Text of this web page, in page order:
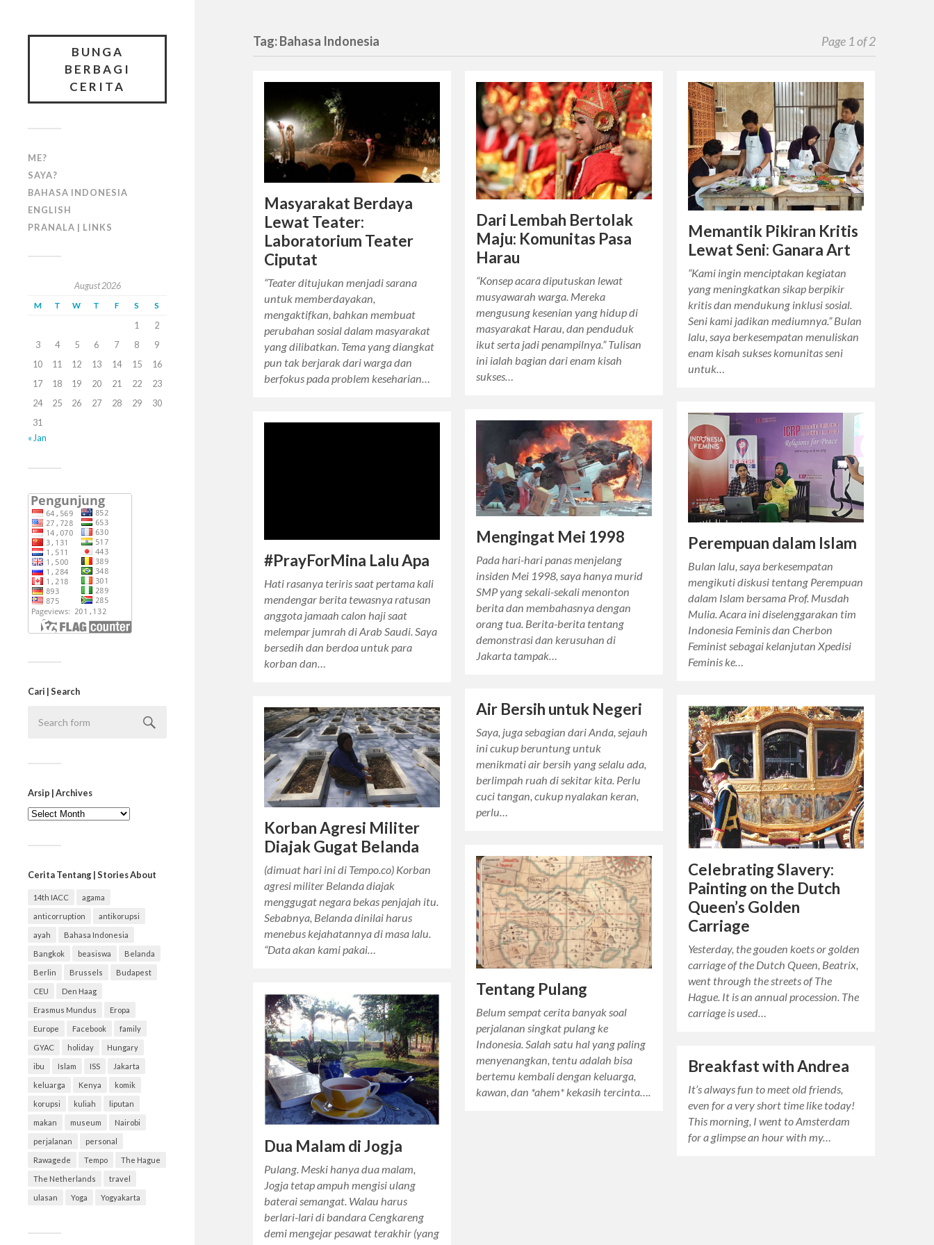
BUNGA
BERBAGI
CERITA
ME?
SAYA?
BAHASA INDONESIA
ENGLISH
PRANALA | LINKS
August 2026
M T W T F S S
1
2
3
4 5 6 7 8
9
10
11 12 13 14 15
16
17
18 19 20 21 22
23
24
25 26 27 28 29
30
31
« Jan
Cari | Search
Arsip | Archives
Arsip
|
Cerita Tentang | Stories About
14th IACC agama
anticorruption antikorupsi
ayah Bahasa Indonesia
Bangkok beasiswa Belanda
Berlin Brussels Budapest
CEU Den Haag
Erasmus Mundus Eropa
Europe Facebook family
GYAC holiday Hungary
ibu Islam ISS Jakarta
keluarga Kenya komik
korupsi kuliah liputan
makan museum Nairobi
perjalanan personal
Rawagede Tempo The Hague
The Netherlands travel
ulasan Yoga Yogyakarta
Tag: Bahasa Indonesia Page 1 of 2
Masyarakat Berdaya
Lewat Teater:
Laboratorium Teater
Ciputat
“Teater ditujukan menjadi sarana
untuk memberdayakan,
mengaktifkan, bahkan membuat
perubahan sosial dalam masyarakat
yang dilibatkan. Tema yang diangkat
pun tak berjarak dari warga dan
berfokus pada problem keseharian…
Dari Lembah Bertolak
Maju: Komunitas Pasa
Harau
“Konsep acara diputuskan lewat
musyawarah warga. Mereka
mengusung kesenian yang hidup di
masyarakat Harau, dan penduduk
ikut serta jadi penampilnya.” Tulisan
ini ialah bagian dari enam kisah
sukses…
Memantik Pikiran Kritis
Lewat Seni: Ganara Art
“Kami ingin menciptakan kegiatan
yang meningkatkan sikap berpikir
kritis dan mendukung inklusi sosial.
Seni kami jadikan mediumnya.” Bulan
lalu, saya berkesempatan menuliskan
enam kisah sukses komunitas seni
untuk…
Perempuan dalam Islam
Bulan lalu, saya berkesempatan
mengikuti diskusi tentang Perempuan
dalam Islam bersama Prof. Musdah
Mulia. Acara ini diselenggarakan tim
Indonesia Feminis dan Cherbon
Feminist sebagai kelanjutan Xpedisi
Feminis ke…
Mengingat Mei 1998
Pada hari-hari panas menjelang
insiden Mei 1998, saya hanya murid
SMP yang sekali-sekali menonton
berita dan membahasnya dengan
orang tua. Berita-berita tentang
demonstrasi dan kerusuhan di
Jakarta tampak…
#PrayForMina Lalu Apa
Hati rasanya teriris saat pertama kali
mendengar berita tewasnya ratusan
anggota jamaah calon haji saat
melempar jumrah di Arab Saudi. Saya
bersedih dan berdoa untuk para
korban dan…
Air Bersih untuk Negeri
Saya, juga sebagian dari Anda, sejauh
ini cukup beruntung untuk
menikmati air bersih yang selalu ada,
berlimpah ruah di sekitar kita. Perlu
cuci tangan, cukup nyalakan keran,
perlu…
Celebrating Slavery:
Painting on the Dutch
Queen’s Golden
Carriage
Yesterday, the gouden koets or golden
carriage of the Dutch Queen, Beatrix,
went through the streets of The
Hague. It is an annual procession. The
carriage is used…
Korban Agresi Militer
Diajak Gugat Belanda
(dimuat hari ini di Tempo.co) Korban
agresi militer Belanda diajak
menggugat negara bekas penjajah itu.
Sebabnya, Belanda dinilai harus
menebus kejahatannya di masa lalu.
“Data akan kami pakai…
Tentang Pulang
Belum sempat cerita banyak soal
perjalanan singkat pulang ke
Indonesia. Salah satu hal yang paling
menyenangkan, tentu adalah bisa
bertemu kembali dengan keluarga,
kawan, dan *ahem* kekasih tercinta….
Dua Malam di Jogja
Pulang. Meski hanya dua malam,
Jogja tetap ampuh mengisi ulang
baterai semangat. Walau harus
berlari-lari di bandara Cengkareng
demi mengejar pesawat terakhir (yang
Breakfast with Andrea
It’s always fun to meet old friends,
even for a very short time like today!
This morning, I went to Amsterdam
for a glimpse an hour with my…